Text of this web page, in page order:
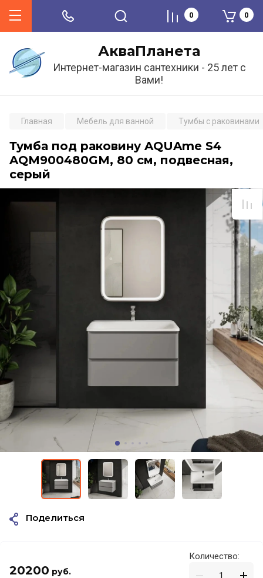
АкваПланета
Интернет-магазин сантехники - 25 лет с
Вами!
0 0
Главная Мебель для ванной Тумбы с раковинами
Тумба под раковину AQUAme S4
AQM900480GM, 80 см, подвесная,
серый
20200 руб.
Количество:
Поделиться